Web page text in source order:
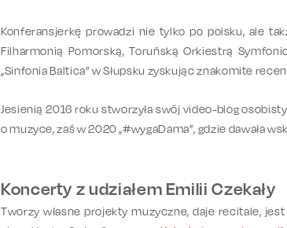
Konferansjerkę prowadzi nie tylko po polsku, ale
Filharmonią Pomorską, Toruńską Orkiestrą
„Sinfonia Baltica” w Słupsku zyskując znakomite
Jesienią 2016 roku stworzyła swój video-blog
o muzyce, zaś w 2020 „#wygaDama”, gdzie dawała
Koncerty z udziałem Emilii Czekały
Tworzy własne projekty muzyczne, daje recitale,